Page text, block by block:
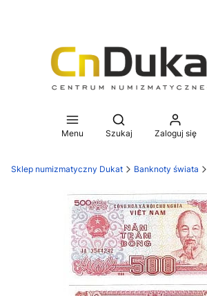
Menu
Otwórz
Szukaj Zaloguj się
Sklep numizmatyczny Dukat Banknoty świata